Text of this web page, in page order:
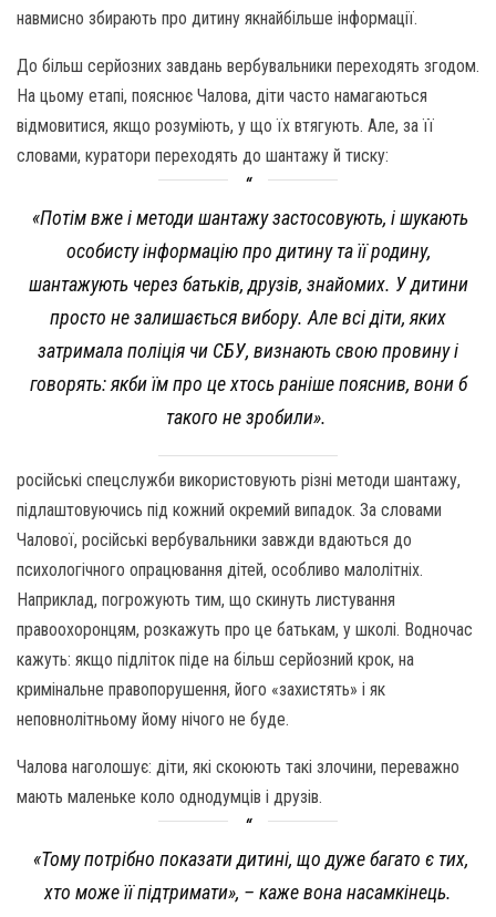
навмисно збирають про дитину якнайбільше інформації.
До більш серйозних завдань вербувальники переходять згодом.
На цьому етапі, пояснює Чалова, діти часто намагаються
відмовитися, якщо розуміють, у що їх втягують. Але, за її
словами, куратори переходять до шантажу й тиску:
«Потім вже і методи шантажу застосовують, і шукають
особисту інформацію про дитину та її родину,
шантажують через батьків, друзів, знайомих. У дитини
просто не залишається вибору. Але всі діти, яких
затримала поліція чи СБУ, визнають свою провину і
говорять: якби їм про це хтось раніше пояснив, вони б
такого не зробили».
російські спецслужби використовують різні методи шантажу,
підлаштовуючись під кожний окремий випадок. За словами
Чалової, російські вербувальники завжди вдаються до
психологічного опрацювання дітей, особливо малолітніх.
Наприклад, погрожують тим, що скинуть листування
правоохоронцям, розкажуть про це батькам, у школі. Водночас
кажуть: якщо підліток піде на більш серйозний крок, на
кримінальне правопорушення, його «захистять» і як
неповнолітньому йому нічого не буде.
Чалова наголошує: діти, які скоюють такі злочини, переважно
мають маленьке коло однодумців і друзів.
«Тому потрібно показати дитині, що дуже багато є тих,
хто може її підтримати», – каже вона насамкінець.